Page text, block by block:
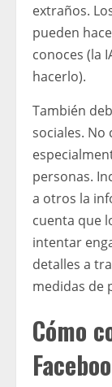
extraños.
pueden
conoces (la
hacerlo).
También
sociales.
personas.
a otros la
cuenta que
intentar
detalles a
medidas de
Cómo